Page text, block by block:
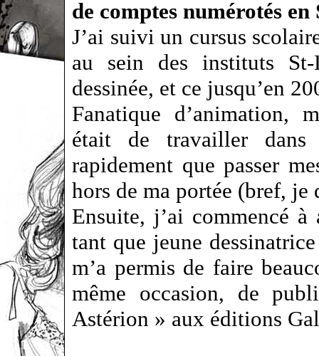
de comptes numérotés
J’ai suivi un cursus
au sein des instituts
dessinée, et ce jusqu’en
Fanatique d’animation,
était de travailler dans
rapidement que passer
hors de ma portée (bref, je
Ensuite, j’ai commencé
tant que jeune
m’a permis de faire
même occasion, de
Astérion » aux éditions